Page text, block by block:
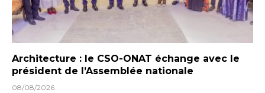
Architecture : le CSO-ONAT échange avec le
président de l’Assemblée nationale
08/08/2026